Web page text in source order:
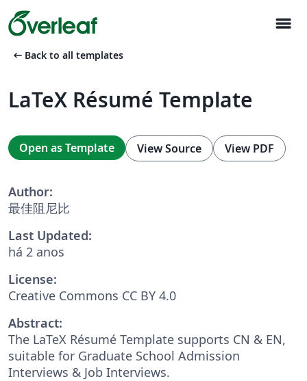
menu
arrow_left_alt Back to all templates
LaTeX Résumé Template
Open as Template View Source View PDF
Author:
最佳阻尼比
Last Updated:
há 2 anos
License:
Creative Commons CC BY 4.0
Abstract:
The LaTeX Résumé Template supports CN & EN,
suitable for Graduate School Admission
Interviews & Job Interviews.